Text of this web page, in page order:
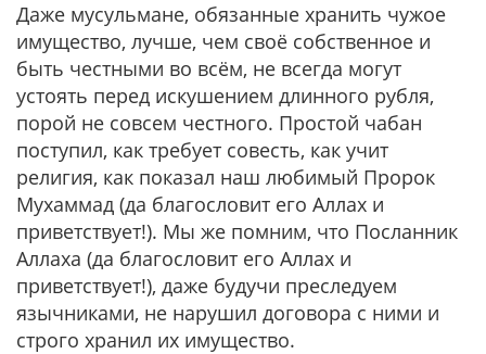
Даже мусульмане, обязанные хранить чужое
имущество, лучше, чем своё собственное и
быть честными во всём, не всегда могут
устоять перед искушением длинного рубля,
порой не совсем честного. Простой чабан
поступил, как требует совесть, как учит
религия, как показал наш любимый Пророк
Мухаммад (да благословит его Аллах и
приветствует!). Мы же помним, что Посланник
Аллаха (да благословит его Аллах и
приветствует!), даже будучи преследуем
язычниками, не нарушил договора с ними и
строго хранил их имущество.